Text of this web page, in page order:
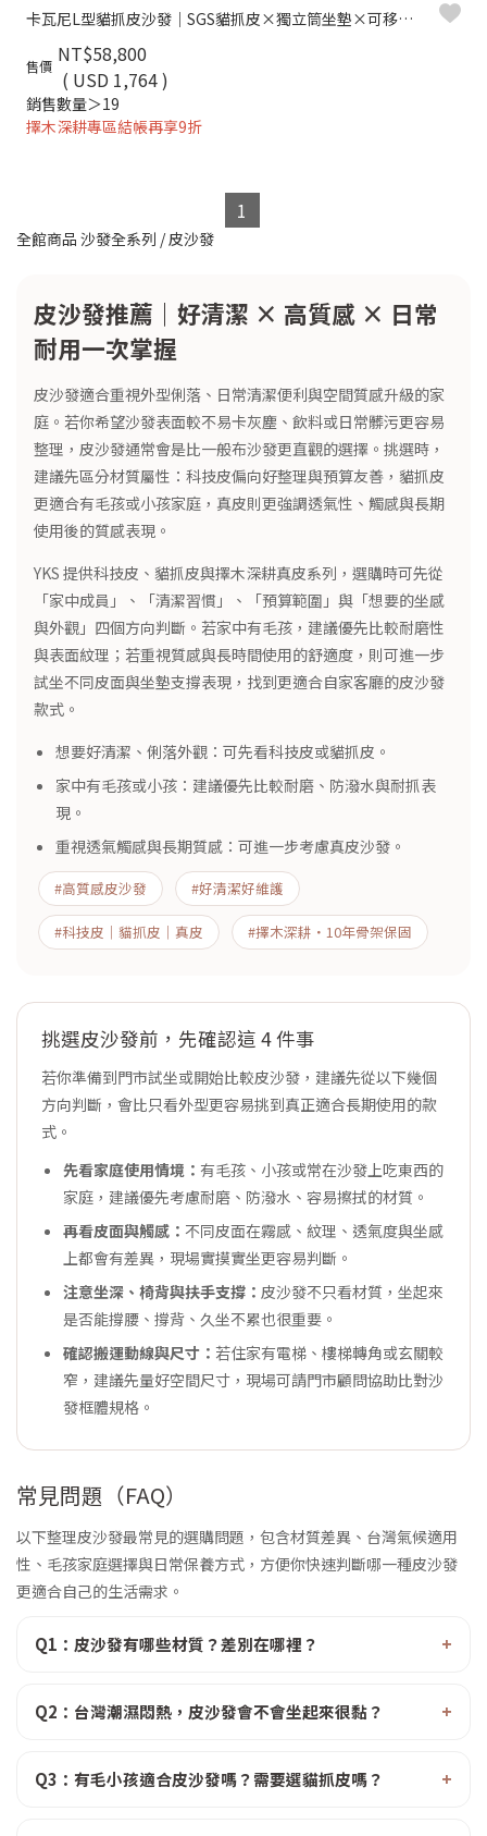
卡瓦尼L型貓抓皮沙發｜SGS貓抓皮×獨立筒坐墊×可移動背靠 – 擇木深耕
售價 NT$58,800
( USD 1,764 )
銷售數量＞19
擇木深耕專區結帳再享9折
1
全館商品 沙發全系列 /皮沙發
皮沙發推薦｜好清潔 × 高質感 × 日常
耐用一次掌握
皮沙發適合重視外型俐落、日常清潔便利與空間質感升級的家
庭。若你希望沙發表面較不易卡灰塵、飲料或日常髒污更容易
整理，皮沙發通常會是比一般布沙發更直觀的選擇。挑選時，
建議先區分材質屬性：科技皮偏向好整理與預算友善，貓抓皮
更適合有毛孩或小孩家庭，真皮則更強調透氣性、觸感與長期
使用後的質感表現。
YKS 提供科技皮、貓抓皮與擇木深耕真皮系列，選購時可先從
「家中成員」、「清潔習慣」、「預算範圍」與「想要的坐感
與外觀」四個方向判斷。若家中有毛孩，建議優先比較耐磨性
與表面紋理；若重視質感與長時間使用的舒適度，則可進一步
試坐不同皮面與坐墊支撐表現，找到更適合自家客廳的皮沙發
款式。
想要好清潔、俐落外觀：可先看科技皮或貓抓皮。
家中有毛孩或小孩：建議優先比較耐磨、防潑水與耐抓表
現。
重視透氣觸感與長期質感：可進一步考慮真皮沙發。
#高質感皮沙發 #好清潔好維護
#科技皮｜貓抓皮｜真皮 #擇木深耕・10年骨架保固
挑選皮沙發前，先確認這 4 件事
若你準備到門市試坐或開始比較皮沙發，建議先從以下幾個
方向判斷，會比只看外型更容易挑到真正適合長期使用的款
式。
先看家庭使用情境： 有毛孩、小孩或常在沙發上吃東西的
家庭，建議優先考慮耐磨、防潑水、容易擦拭的材質。
再看皮面與觸感： 不同皮面在霧感、紋理、透氣度與坐感
上都會有差異，現場實摸實坐更容易判斷。
注意坐深、椅背與扶手支撐： 皮沙發不只看材質，坐起來
是否能撐腰、撐背、久坐不累也很重要。
確認搬運動線與尺寸： 若住家有電梯、樓梯轉角或玄關較
窄，建議先量好空間尺寸，現場可請門市顧問協助比對沙
發框體規格。
常見問題（FAQ）
以下整理皮沙發最常見的選購問題，包含材質差異、台灣氣候適用
性、毛孩家庭選擇與日常保養方式，方便你快速判斷哪一種皮沙發
更適合自己的生活需求。
Q1：皮沙發有哪些材質？差別在哪裡？
Q2：台灣潮濕悶熱，皮沙發會不會坐起來很黏？
Q3：有毛小孩適合皮沙發嗎？需要選貓抓皮嗎？